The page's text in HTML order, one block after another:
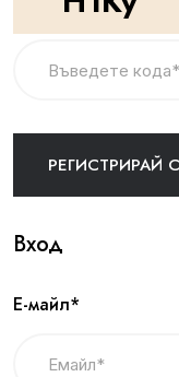
Вход
Е-майл*